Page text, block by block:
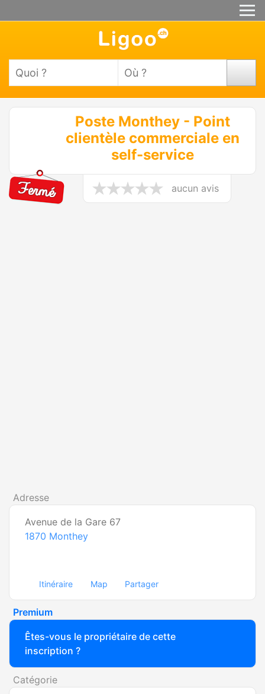
Poste Monthey - Point
clientèle commerciale en
self-service
aucun avis
Adresse
Avenue de la Gare 67
1870 Monthey
Itinéraire Map Partager
Premium
Êtes-vous le propriétaire de cette
inscription ?
Catégorie